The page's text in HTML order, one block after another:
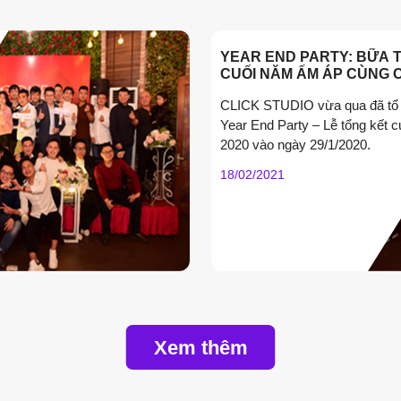
YEAR END PARTY: BỮA
CUỐI NĂM ẤM ÁP CÙNG
CLICK STUDIO vừa qua đã
Year End Party – Lễ tổng kết
2020 vào ngày 29/1/2020.
18/02/2021
Xem thêm